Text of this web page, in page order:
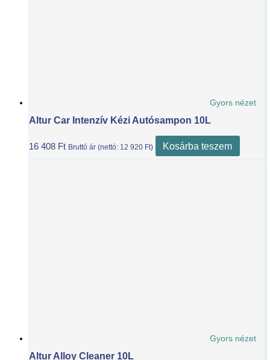
Gyors nézet
Altur Car Intenzív Kézi Autósampon 10L
16 408 Ft Bruttó ár (nettó: 12 920 Ft) Kosárba teszem
Gyors nézet
Altur Alloy Cleaner 10L